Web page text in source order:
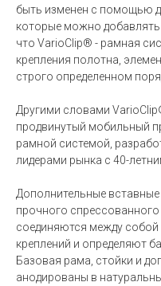
быть изменен с помощью
которые можно добавлять
что VarioClip® - рамная
крепления полотна,
строго определенном
Другими словами
продвинутый мобильный
рамной системой,
лидерами рынка с 40-
Дополнительные
прочного
соединяются между
креплений и определяют
Базовая рама, стойки и
анодированы в